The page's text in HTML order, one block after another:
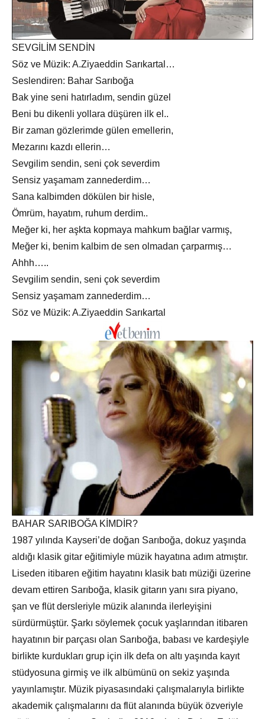
SEVGİLİM SENDİN
Söz ve Müzik: A.Ziyaeddin Sarıkartal…
Seslendiren: Bahar Sarıboğa
Bak yine seni hatırladım, sendin güzel
Beni bu dikenli yollara düşüren ilk el..
Bir zaman gözlerimde gülen emellerin,
Mezarını kazdı ellerin…
Sevgilim sendin, seni çok severdim
Sensiz yaşamam zannederdim…
Sana kalbimden dökülen bir hisle,
Ömrüm, hayatım, ruhum derdim..
Meğer ki, her aşkta kopmaya mahkum bağlar varmış,
Meğer ki, benim kalbim de sen olmadan çarparmış…
Ahhh…..
Sevgilim sendin, seni çok severdim
Sensiz yaşamam zannederdim…
Söz ve Müzik: A.Ziyaeddin Sarıkartal
BAHAR SARIBOĞA KİMDİR?
1987 yılında Kayseri’de doğan Sarıboğa, dokuz yaşında
aldığı klasik gitar eğitimiyle müzik hayatına adım atmıştır.
Liseden itibaren eğitim hayatını klasik batı müziği üzerine
devam ettiren Sarıboğa, klasik gitarın yanı sıra piyano,
şan ve flüt dersleriyle müzik alanında ilerleyişini
sürdürmüştür. Şarkı söylemek çocuk yaşlarından itibaren
hayatının bir parçası olan Sarıboğa, babası ve kardeşiyle
birlikte kurdukları grup için ilk defa on altı yaşında kayıt
stüdyosuna girmiş ve ilk albümünü on sekiz yaşında
yayınlamıştır. Müzik piyasasındaki çalışmalarıyla birlikte
akademik çalışmalarını da flüt alanında büyük özveriyle